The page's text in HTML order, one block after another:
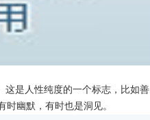
是人性纯度的一个标志，比如善
幽默，有时也是洞见。